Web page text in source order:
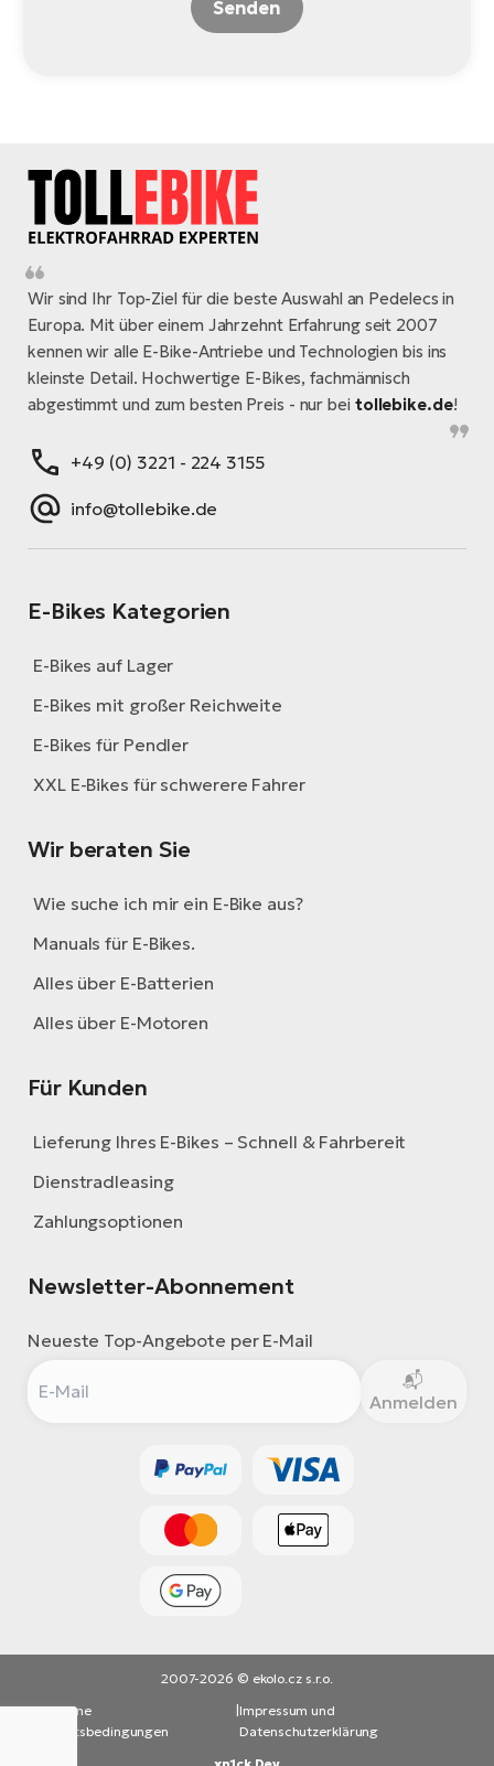
Senden
Wir sind Ihr Top-Ziel für die beste Auswahl an Pedelecs in
Europa. Mit über einem Jahrzehnt Erfahrung seit 2007
kennen wir alle E-Bike-Antriebe und Technologien bis ins
kleinste Detail. Hochwertige E-Bikes, fachmännisch
abgestimmt und zum besten Preis - nur bei tollebike.de!
+49 (0) 3221 - 224 3155
info@tollebike.de
E-Bikes Kategorien
E-Bikes auf Lager
E-Bikes mit großer Reichweite
E-Bikes für Pendler
XXL E-Bikes für schwerere Fahrer
Wir beraten Sie
Wie suche ich mir ein E-Bike aus?
Manuals für E-Bikes.
Alles über E-Batterien
Alles über E-Motoren
Für Kunden
Lieferung Ihres E-Bikes – Schnell & Fahrbereit
Dienstradleasing
Zahlungsoptionen
Newsletter-Abonnement
Neueste Top-Angebote per E-Mail
Anmelden
2007-2026 © ekolo.cz s.r.o.
Allgemeine
Geschäftsbedingungen
Impressum und
Datenschutzerklärung